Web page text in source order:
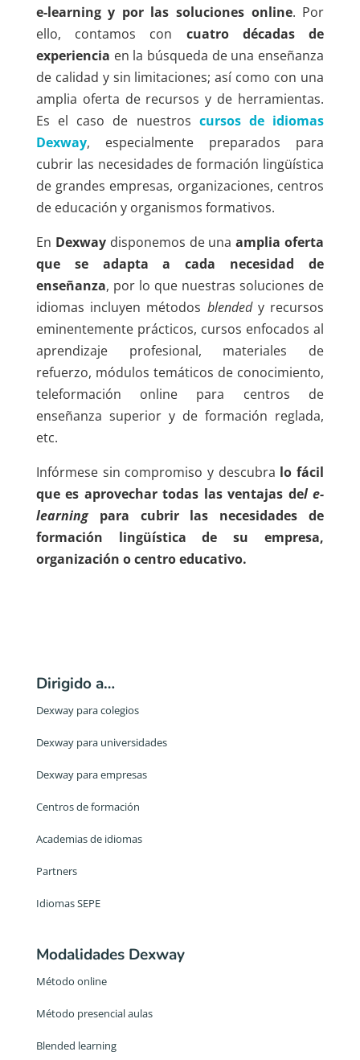
e-learning y por las soluciones online. Por
ello, contamos con cuatro décadas de
experiencia en la búsqueda de una enseñanza
de calidad y sin limitaciones; así como con una
amplia oferta de recursos y de herramientas.
Es el caso de nuestros cursos de idiomas
Dexway, especialmente preparados para
cubrir las necesidades de formación lingüística
de grandes empresas, organizaciones, centros
de educación y organismos formativos.
En Dexwaydisponemos de unaamplia oferta
que se adapta a cada necesidad de
enseñanza, por lo que nuestras soluciones de
idiomas incluyen métodos blendedy recursos
eminentemente prácticos, cursos enfocados al
aprendizaje profesional, materiales de
refuerzo, módulos temáticos de conocimiento,
teleformación online para centros de
enseñanza superior y de formación reglada,
etc.
Infórmese sin compromiso y descubra lo fácil
que es aprovechar todas las ventajas del e-
learningpara cubrir las necesidades de
formación lingüística de su empresa,
organización o centro educativo.
Dirigido a…
Dexway para colegios
Dexway para universidades
Dexway para empresas
Centros de formación
Academias de idiomas
Partners
Idiomas SEPE
Modalidades Dexway
Método online
Método presencial aulas
Blended learning